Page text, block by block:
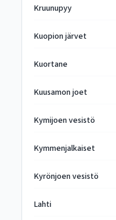
Kruunupyy
Kuopion järvet
Kuortane
Kuusamon joet
Kymijoen vesistö
Kymmenjalkaiset
Kyrönjoen vesistö
Lahti